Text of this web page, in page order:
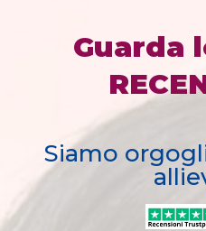
Guarda
Siamo